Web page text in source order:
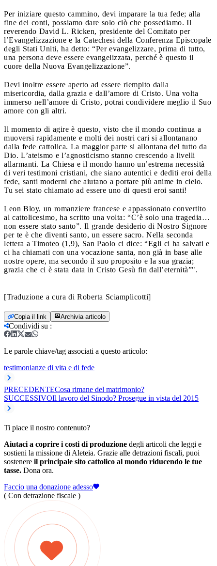
Per iniziare questo cammino, devi imparare la tua fede; alla
fine dei conti, possiamo dare solo ciò che possediamo. Il
reverendo David L. Ricken, presidente del Comitato per
l’Evangelizzazione e la Catechesi della Conferenza Episcopale
degli Stati Uniti, ha detto: “Per evangelizzare, prima di tutto,
una persona deve essere evangelizzata, perché è questo il
cuore della Nuova Evangelizzazione”.
Devi inoltre essere aperto ad essere riempito dalla
misericordia, dalla grazia e dall’amore di Cristo. Una volta
immerso nell’amore di Cristo, potrai condividere meglio il Suo
amore con gli altri.
Il momento di agire è questo, visto che il mondo continua a
muoversi rapidamente e molti dei nostri cari si allontanano
dalla fede cattolica. La maggior parte si allontana del tutto da
Dio. L’ateismo e l’agnosticismo stanno crescendo a livelli
allarmanti. La Chiesa e il mondo hanno un’estrema necessità
di veri testimoni cristiani, che siano autentici e dediti eroi della
fede, santi moderni che aiutano a portare più anime in cielo.
Tu sei stato chiamato ad essere uno di questi eroi santi!
Leon Bloy, un romanziere francese e appassionato convertito
al cattolicesimo, ha scritto una volta: “C’è solo una tragedia…
non essere stato santo”. Il grande desiderio di Nostro Signore
per te è che diventi santo, un essere sacro. Nella seconda
lettera a Timoteo (1,9), San Paolo ci dice: “Egli ci ha salvati e
ci ha chiamati con una vocazione santa, non già in base alle
nostre opere, ma secondo il suo proposito e la sua grazia;
grazia che ci è stata data in Cristo Gesù fin dall’eternità”".
[Traduzione a cura di Roberta Sciamplicotti]
Copia il link Archivia articolo
Condividi su :
Le parole chiave/tag associati a questo articolo:
testimonianze di vita e di fede
PRECEDENTECosa rimane del matrimonio?
SUCCESSIVOIl lavoro del Sinodo? Prosegue in vista del 2015
Ti piace il nostro contenuto?
Aiutaci a coprire i costi di produzione degli articoli che leggi e
sostieni la missione di Aleteia. Grazie alle detrazioni fiscali, puoi
sostenere il principale sito cattolico al mondo riducendo le tue
tasse. Dona ora.
Faccio una donazione adesso
( Con detrazione fiscale )